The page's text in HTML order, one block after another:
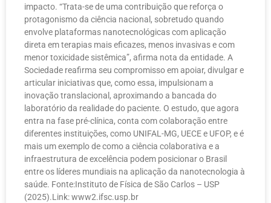
impacto. “Trata-se de uma contribuição que reforça o
protagonismo da ciência nacional, sobretudo quando
envolve plataformas nanotecnológicas com aplicação
direta em terapias mais eficazes, menos invasivas e com
menor toxicidade sistêmica”, afirma nota da entidade. A
Sociedade reafirma seu compromisso em apoiar, divulgar e
articular iniciativas que, como essa, impulsionam a
inovação translacional, aproximando a bancada do
laboratório da realidade do paciente. O estudo, que agora
entra na fase pré-clínica, conta com colaboração entre
diferentes instituições, como UNIFAL-MG, UECE e UFOP, e é
mais um exemplo de como a ciência colaborativa e a
infraestrutura de excelência podem posicionar o Brasil
entre os líderes mundiais na aplicação da nanotecnologia à
saúde. Fonte:Instituto de Física de São Carlos – USP
(2025).Link: www2.ifsc.usp.br